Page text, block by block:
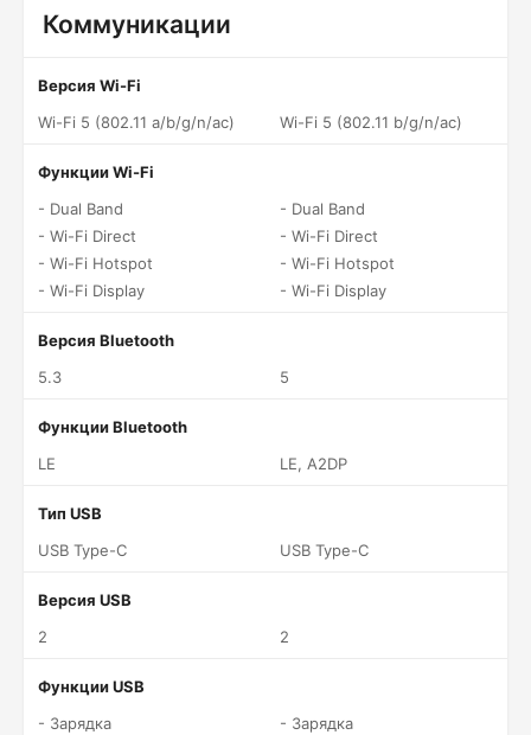
Коммуникации
Версия Wi-Fi
Wi-Fi 5 (802.11 a/b/g/n/ac)
Wi-Fi 5 (802.11 b/g/n/ac)
Функции Wi-Fi
- Dual Band
- Wi-Fi Direct
- Wi-Fi Hotspot
- Wi-Fi Display
- Dual Band
- Wi-Fi Direct
- Wi-Fi Hotspot
- Wi-Fi Display
Версия Bluetooth
5.3
5
Функции Bluetooth
LE
LE, A2DP
Тип USB
USB Type-C
USB Type-C
Версия USB
2
2
Функции USB
- Зарядка
- Зарядка